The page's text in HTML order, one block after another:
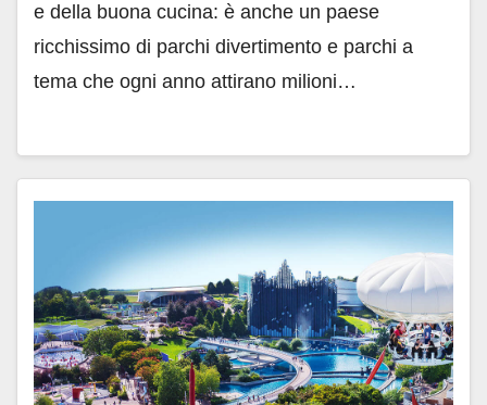
e della buona cucina: è anche un paese
ricchissimo di parchi divertimento e parchi a
tema che ogni anno attirano milioni…